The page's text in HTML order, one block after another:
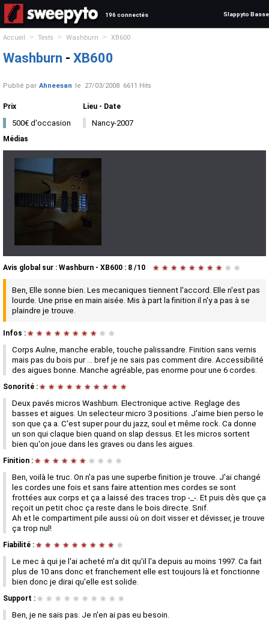
196 connectés Slappyto Basse
Accueil > Tests > Washburn > XB600
Washburn - XB600
Publié par Ahneesan le 27/03/2008 6611 Hits
Prix
500€ d'occasion
Lieu - Date
Nancy-2007
Médias
Avis global sur : Washburn - XB600 : 8 /10 ★ ★ ★ ★ ★ ★ ★ ★ ★ ★
Ben, Elle sonne bien. Les mecaniques tiennent l'accord. Elle n'est pas
lourde. Une prise en main aisée. Mis à part la finition il n'y a pas à se
plaindre je trouve.
Infos : ★ ★ ★ ★ ★ ★ ★ ★ ★ ★
Corps Aulne, manche erable, touche palissandre. Finition sans vernis
mais pas du bois pur ... bref je ne sais pas comment dire. Accessibilité
des aigues bonne. Manche agréable, pas enorme pour une 6 cordes.
Sonorité : ★ ★ ★ ★ ★ ★ ★ ★ ★ ★
Deux pavés micros Washburn. Electronique active. Reglage des
basses et aigues. Un selecteur micro 3 positions. J'aime bien perso le
son que ça a. C'est super pour du jazz, soul et même rock. Ca donne
un son qui claque bien quand on slap dessus. Et les micros sortent
bien qu'on joue dans les graves ou dans les aigues.
Finition : ★ ★ ★ ★ ★ ★ ★ ★ ★ ★
Ben, voilà le truc. On n'a pas une superbe finition je trouve. J'ai changé
les cordes une fois et sans faire attention mes cordes se sont
frottées aux corps et ça a laissé des traces trop -_-. Et puis dès que ça
reçoit un petit choc ça reste dans le bois directe. Snif.
Ah et le compartiment pile aussi où on doit visser et dévisser, je trouve
ça trop nul!
Fiabilité : ★ ★ ★ ★ ★ ★ ★ ★ ★ ★
Le mec à qui je l'ai acheté m'a dit qu'il l'a depuis au moins 1997. Ca fait
plus de 10 ans donc et franchement elle est toujours là et fonctionne
bien donc je dirai qu'elle est solide.
Support : ★ ★ ★ ★ ★ ★ ★ ★ ★ ★
Ben, je ne sais pas. Je n'en ai pas eu besoin.